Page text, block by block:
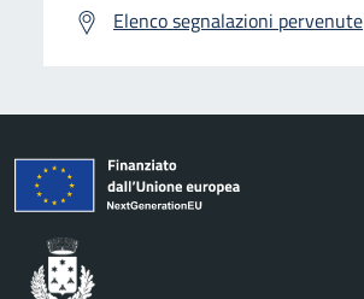
Elenco segnalazioni pervenute